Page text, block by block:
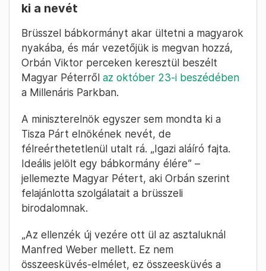
ki a nevét
Brüsszel bábkormányt akar ültetni a magyarok
nyakába, és már vezetőjük is megvan hozzá,
Orbán Viktor perceken keresztül beszélt
Magyar Péterről az október 23-i beszédében
a Millenáris Parkban.
A miniszterelnök egyszer sem mondta ki a
Tisza Párt elnökének nevét, de
félreérthetetlenül utalt rá. „Igazi aláíró fajta.
Ideális jelölt egy bábkormány élére” –
jellemezte Magyar Pétert, aki Orbán szerint
felajánlotta szolgálatait a brüsszeli
birodalomnak.
„Az ellenzék új vezére ott ül az asztaluknál
Manfred Weber mellett. Ez nem
összeesküvés-elmélet, ez összeesküvés a